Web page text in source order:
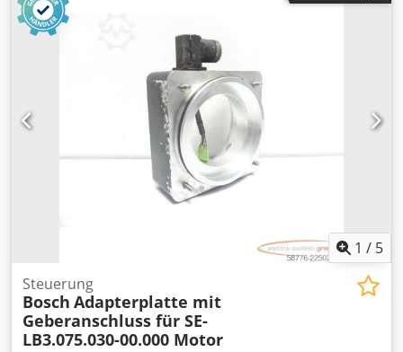
1 / 5
Steuerung
Bosch Adapterplatte mit
Geberanschluss für SE-
LB3.075.030-00.000 Motor